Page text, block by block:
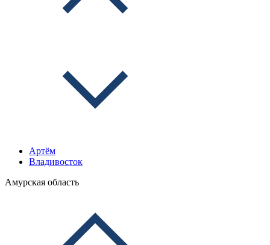
Артём
Владивосток
Амурская область